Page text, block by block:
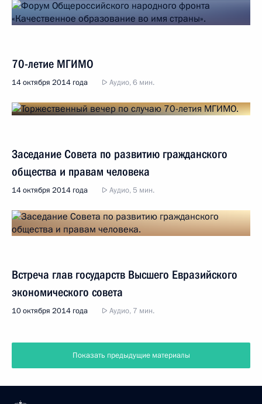
70-летие МГИМО
14 октября 2014 года Аудио, 6 мин.
Заседание Совета по развитию гражданского
общества и правам человека
14 октября 2014 года Аудио, 5 мин.
Встреча глав государств Высшего Евразийского
экономического совета
10 октября 2014 года Аудио, 7 мин.
Показать предыдущие материалы